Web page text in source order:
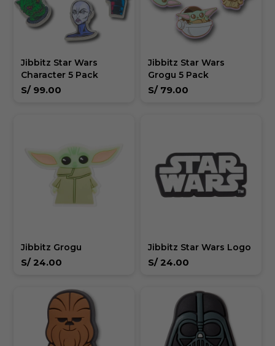
Jibbitz Star Wars
Character 5 Pack
S/ 99.00
Jibbitz Star Wars
Grogu 5 Pack
S/ 79.00
Jibbitz Grogu
S/ 24.00
Jibbitz Star Wars Logo
S/ 24.00